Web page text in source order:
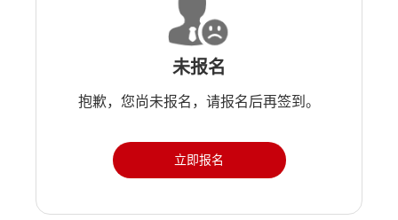
未报名
抱歉，您尚未报名，请报名后再签到。
立即报名